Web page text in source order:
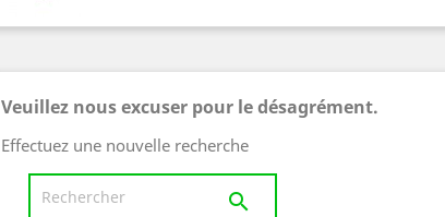
Veuillez nous excuser pour le désagrément.
Effectuez une nouvelle recherche
